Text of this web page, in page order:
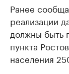
Ранее
реализации
должны быть
пункта
населения